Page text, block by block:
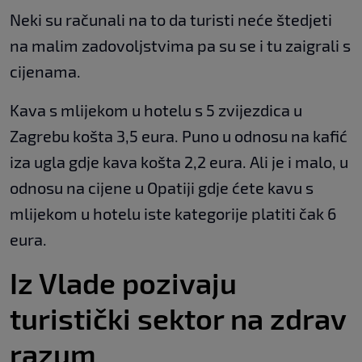
Neki su računali na to da turisti neće štedjeti
na malim zadovoljstvima pa su se i tu zaigrali s
cijenama.
Kava s mlijekom u hotelu s 5 zvijezdica u
Zagrebu košta 3,5 eura. Puno u odnosu na kafić
iza ugla gdje kava košta 2,2 eura. Ali je i malo, u
odnosu na cijene u Opatiji gdje ćete kavu s
mlijekom u hotelu iste kategorije platiti čak 6
eura.
Iz Vlade pozivaju
turistički sektor na zdrav
razum